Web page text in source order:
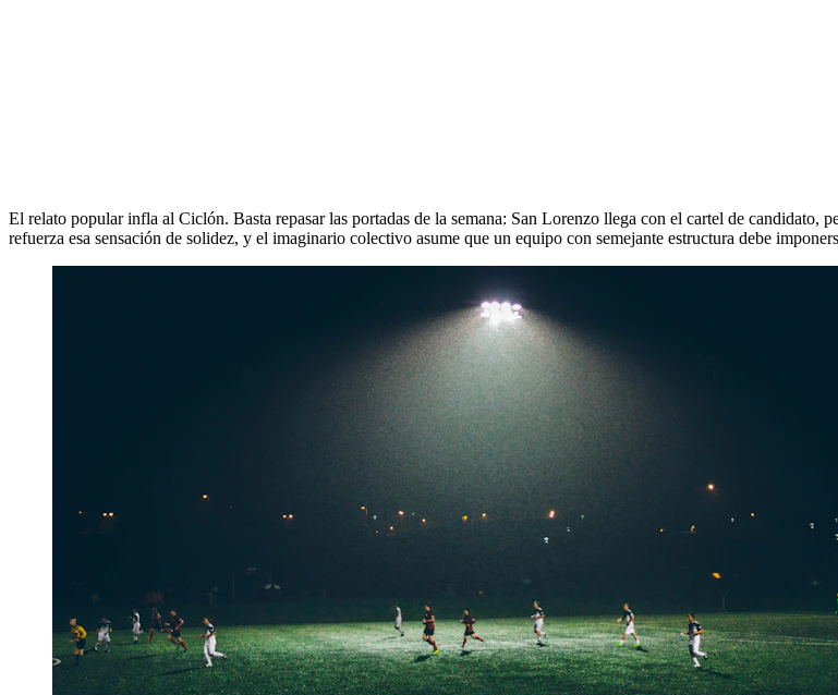
El relato popular infla al Ciclón. Basta repasar las portadas de la semana: San Lorenzo llega con el cartel de candidato,
refuerza esa sensación de solidez, y el imaginario colectivo asume que un equipo con semejante estructura debe